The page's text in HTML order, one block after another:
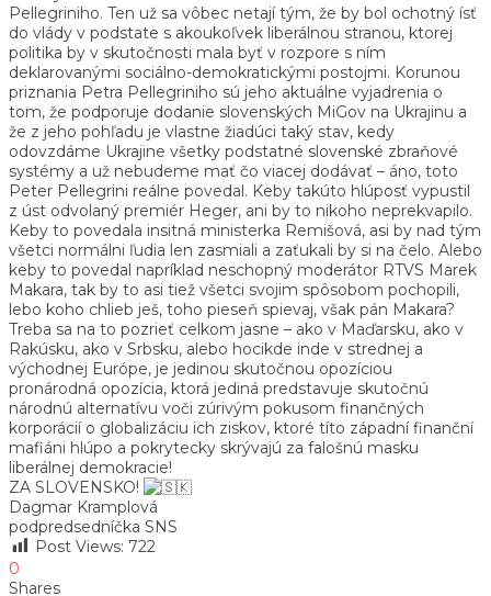
Pellegriniho. Ten už sa vôbec netají tým, že by bol ochotný ísť
do vlády v podstate s akoukoľvek liberálnou stranou, ktorej
politika by v skutočnosti mala byť v rozpore s ním
deklarovanými sociálno-demokratickými postojmi. Korunou
priznania Petra Pellegriniho sú jeho aktuálne vyjadrenia o
tom, že podporuje dodanie slovenských MiGov na Ukrajinu a
že z jeho pohľadu je vlastne žiadúci taký stav, kedy
odovzdáme Ukrajine všetky podstatné slovenské zbraňové
systémy a už nebudeme mať čo viacej dodávať – áno, toto
Peter Pellegrini reálne povedal. Keby takúto hlúposť vypustil
z úst odvolaný premiér Heger, ani by to nikoho neprekvapilo.
Keby to povedala insitná ministerka Remišová, asi by nad tým
všetci normálni ľudia len zasmiali a zaťukali by si na čelo. Alebo
keby to povedal napríklad neschopný moderátor RTVS Marek
Makara, tak by to asi tiež všetci svojim spôsobom pochopili,
lebo koho chlieb ješ, toho pieseň spievaj, však pán Makara?
Treba sa na to pozrieť celkom jasne – ako v Maďarsku, ako v
Rakúsku, ako v Srbsku, alebo hocikde inde v strednej a
východnej Európe, je jedinou skutočnou opozíciou
pronárodná opozícia, ktorá jediná predstavuje skutočnú
národnú alternatívu voči zúrivým pokusom finančných
korporácií o globalizáciu ich ziskov, ktoré títo západní finanční
mafiáni hlúpo a pokrytecky skrývajú za falošnú masku
liberálnej demokracie!
ZA SLOVENSKO!
Dagmar Kramplová
podpredsedníčka SNS
Post Views: 722
0
Shares